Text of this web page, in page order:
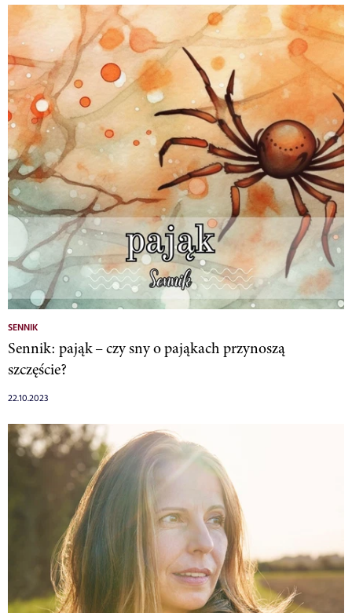
SENNIK
Sennik: pająk – czy sny o pająkach przynoszą
szczęście?
22.10.2023